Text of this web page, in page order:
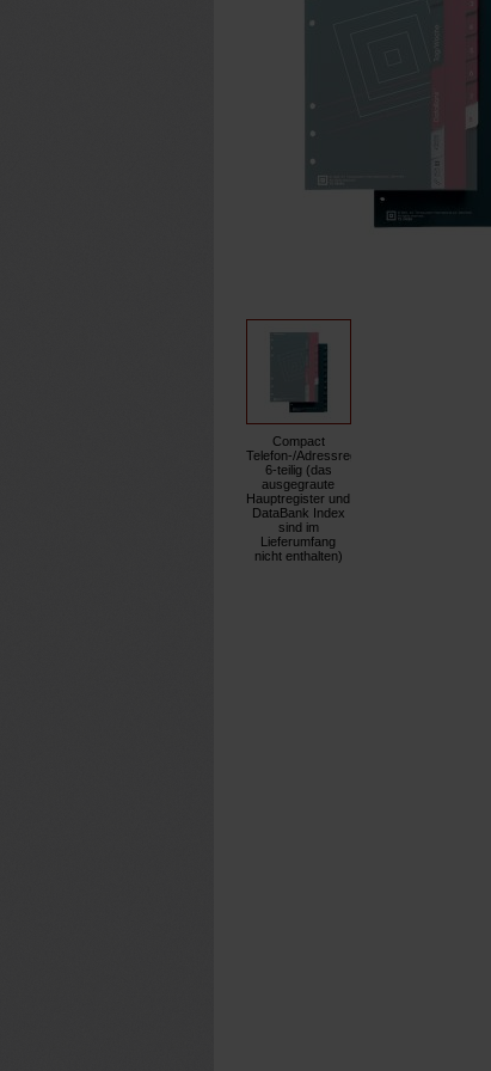
Compact
Telefon-/Adressregister,
6-teilig (das
ausgegraute
Hauptregister und
DataBank Index
sind im
Lieferumfang
nicht enthalten)